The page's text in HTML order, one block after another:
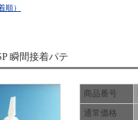
順）
瞬間接着パテ
商品番号
通常価格